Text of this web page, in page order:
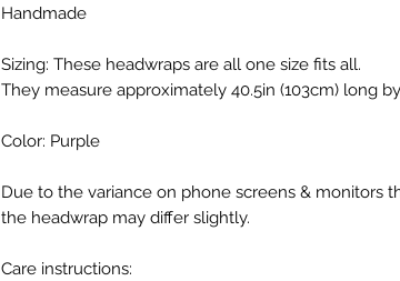
Handmade
Sizing: These headwraps are all one size fits all.
They measure approximately 40.5in (103cm) long
Color: Purple
Due to the variance on phone screens & monitors
the headwrap may differ slightly.
Care instructions: